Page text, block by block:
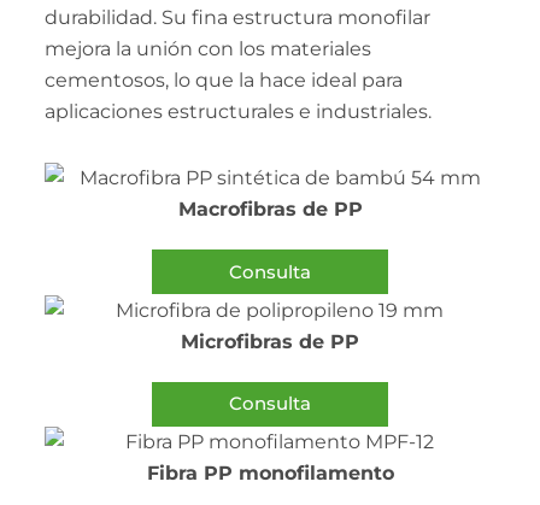
durabilidad. Su fina estructura monofilar
mejora la unión con los materiales
cementosos, lo que la hace ideal para
aplicaciones estructurales e industriales.
Macrofibras de PP
Consulta
Microfibras de PP
Consulta
Fibra PP monofilamento